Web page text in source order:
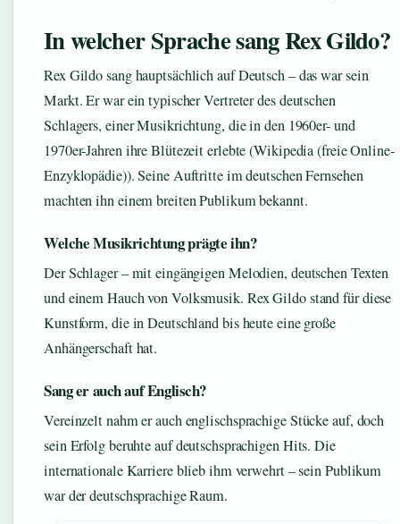
In welcher Sprache sang Rex Gildo?
Rex Gildo sang hauptsächlich auf Deutsch – das war sein
Markt. Er war ein typischer Vertreter des deutschen
Schlagers, einer Musikrichtung, die in den 1960er- und
1970er-Jahren ihre Blütezeit erlebte (Wikipedia (freie Online-
Enzyklopädie)). Seine Auftritte im deutschen Fernsehen
machten ihn einem breiten Publikum bekannt.
Welche Musikrichtung prägte ihn?
Der Schlager – mit eingängigen Melodien, deutschen Texten
und einem Hauch von Volksmusik. Rex Gildo stand für diese
Kunstform, die in Deutschland bis heute eine große
Anhängerschaft hat.
Sang er auch auf Englisch?
Vereinzelt nahm er auch englischsprachige Stücke auf, doch
sein Erfolg beruhte auf deutschsprachigen Hits. Die
internationale Karriere blieb ihm verwehrt – sein Publikum
war der deutschsprachige Raum.